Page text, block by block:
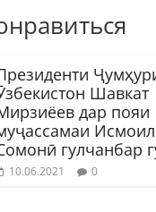
Шавкат
дар пояи
гулчанбар
10.06.2021 0